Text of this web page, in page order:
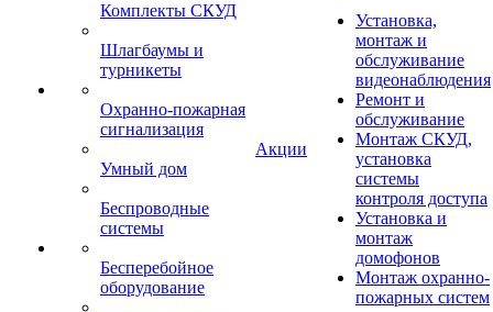
Комплекты СКУД
Шлагбаумы и
турникеты
Охранно-пожарная
сигнализация
Умный дом
Беспроводные
системы
Бесперебойное
оборудование
Акции
Установка,
монтаж и
обслуживание
видеонаблюдения
Ремонт и
обслуживание
Монтаж СКУД,
установка
системы
контроля доступа
Установка и
монтаж
домофонов
Монтаж охранно-
пожарных систем